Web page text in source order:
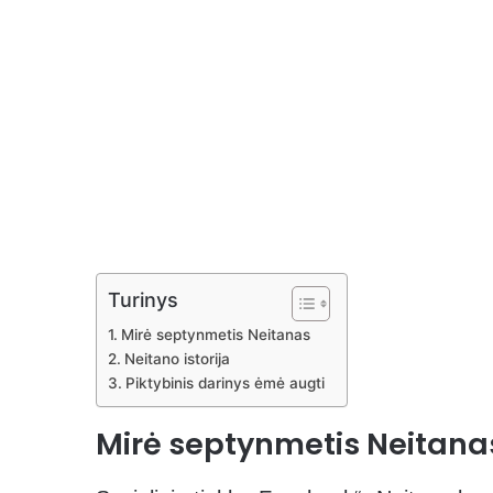
Turinys
Mirė septynmetis Neitanas
Neitano istorija
Piktybinis darinys ėmė augti
Mirė septynmetis